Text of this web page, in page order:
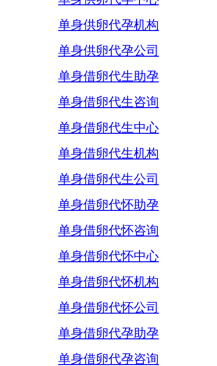
单身供卵代孕机构
单身供卵代孕公司
单身借卵代生助孕
单身借卵代生咨询
单身借卵代生中心
单身借卵代生机构
单身借卵代生公司
单身借卵代怀助孕
单身借卵代怀咨询
单身借卵代怀中心
单身借卵代怀机构
单身借卵代怀公司
单身借卵代孕助孕
单身借卵代孕咨询